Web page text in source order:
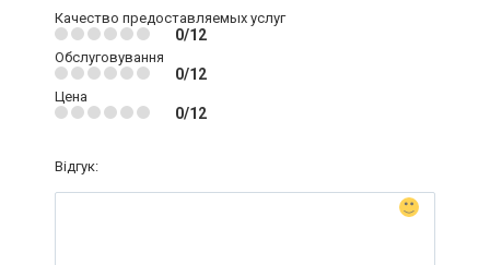
Качество предоставляемых услуг
0/12
Обслуговування
0/12
Цена
0/12
Відгук: